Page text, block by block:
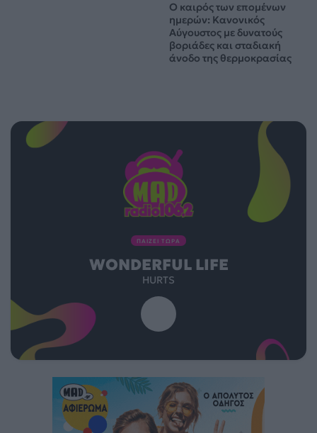
Ο καιρός των επομένων
ημερών: Κανονικός
Αύγουστος με δυνατούς
βοριάδες και σταδιακή
άνοδο της θερμοκρασίας
ΠΑΙΖΕΙ ΤΩΡΑ
WONDERFUL LIFE
HURTS